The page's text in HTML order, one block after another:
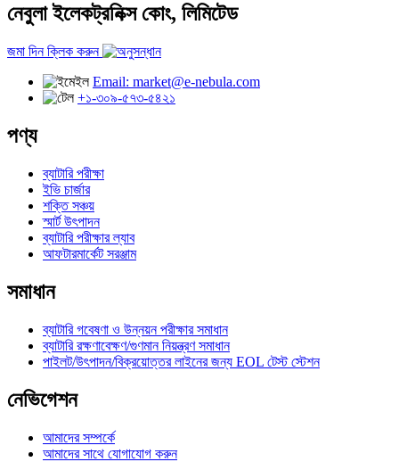
নেবুলা ইলেকট্রনিক্স কোং, লিমিটেড
জমা দিন ক্লিক করুন
Email: market@e-nebula.com
+১-৩০৯-৫৭৩-৫৪২১
পণ্য
ব্যাটারি পরীক্ষা
ইভি চার্জার
শক্তি সঞ্চয়
স্মার্ট উৎপাদন
ব্যাটারি পরীক্ষার ল্যাব
আফটারমার্কেট সরঞ্জাম
সমাধান
ব্যাটারি গবেষণা ও উন্নয়ন পরীক্ষার সমাধান
ব্যাটারি রক্ষণাবেক্ষণ/গুণমান নিয়ন্ত্রণ সমাধান
পাইলট/উৎপাদন/বিক্রয়োত্তর লাইনের জন্য EOL টেস্ট স্টেশন
নেভিগেশন
আমাদের সম্পর্কে
আমাদের সাথে যোগাযোগ করুন